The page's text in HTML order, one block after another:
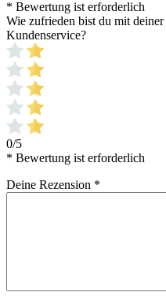
* Bewertung ist erforderlich
Wie zufrieden bist du mit
Kundenservice?
0/5
* Bewertung ist erforderlich
Deine Rezension *